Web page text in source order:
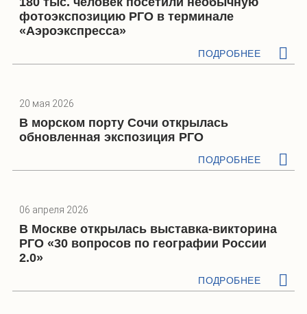
фотоэкспозицию РГО в терминале
«Аэроэкспресса»
ПОДРОБНЕЕ
20 мая 2026
В морском порту Сочи открылась
обновленная экспозиция РГО
ПОДРОБНЕЕ
06 апреля 2026
В Москве открылась выставка-викторина
РГО «30 вопросов по географии России
2.0»
ПОДРОБНЕЕ